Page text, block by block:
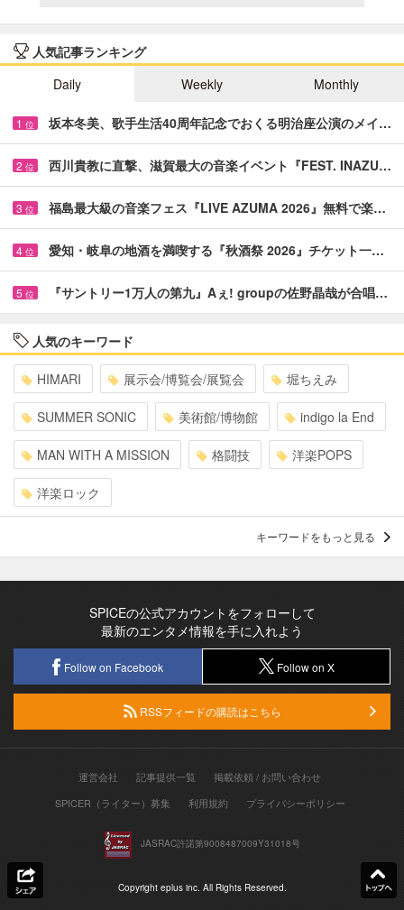
人気記事ランキング
Daily
Weekly Monthly
1 位 坂本冬美、歌手生活40周年記念でおくる明治座公演のメイ…
2 位 西川貴教に直撃、滋賀最大の音楽イベント『FEST. INAZU…
3 位 福島最大級の音楽フェス『LIVE AZUMA 2026』無料で楽…
4 位 愛知・岐阜の地酒を満喫する『秋酒祭 2026』チケット一…
5 位 『サントリー1万人の第九』Aぇ! groupの佐野晶哉が合唱…
人気のキーワード
HIMARI 展示会/博覧会/展覧会 堀ちえみ
SUMMER SONIC 美術館/博物館 indigo la End
MAN WITH A MISSION 格闘技 洋楽POPS
洋楽ロック
キーワードをもっと見る
SPICEの公式アカウントをフォローして
最新のエンタメ情報を手に入れよう
Follow on Facebook Follow on X
RSSフィードの購読はこちら
運営会社 記事提供一覧
掲載依頼 / お問い合わせ
SPICER（ライター）募集
利用規約 プライバシーポリシー
JASRAC許諾第9008487009Y31018号
Copyright eplus inc. All Rights Reserved.